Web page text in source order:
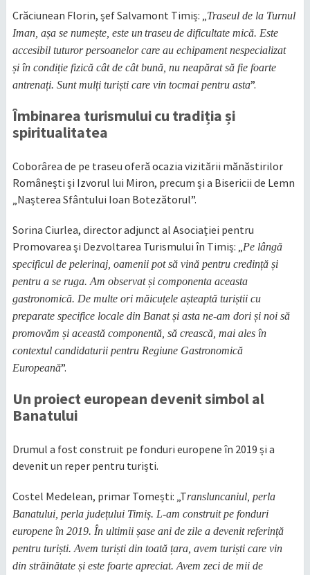
Crăciunean Florin, șef Salvamont Timiș: „Traseul de la Turnul
Iman, așa se numește, este un traseu de dificultate mică. Este
accesibil tuturor persoanelor care au echipament nespecializat
și în condiție fizică cât de cât bună, nu neapărat să fie foarte
antrenați. Sunt mulți turiști care vin tocmai pentru asta”.
Îmbinarea turismului cu tradiția și
spiritualitatea
Coborârea de pe traseu oferă ocazia vizitării mănăstirilor
Românești și Izvorul lui Miron, precum și a Bisericii de Lemn
„Nașterea Sfântului Ioan Botezătorul”.
Sorina Ciurlea, director adjunct al Asociației pentru
Promovarea și Dezvoltarea Turismului în Timiș: „Pe lângă
specificul de pelerinaj, oamenii pot să vină pentru credință și
pentru a se ruga. Am observat și componenta aceasta
gastronomică. De multe ori măicuțele așteaptă turiștii cu
preparate specifice locale din Banat și asta ne-am dori și noi să
promovăm și această componentă, să crească, mai ales în
contextul candidaturii pentru Regiune Gastronomică
Europeană”.
Un proiect european devenit simbol al
Banatului
Drumul a fost construit pe fonduri europene în 2019 și a
devenit un reper pentru turiști.
Costel Medelean, primar Tomești: „Transluncaniul, perla
Banatului, perla județului Timiș. L-am construit pe fonduri
europene în 2019. În ultimii șase ani de zile a devenit referință
pentru turiști. Avem turiști din toată țara, avem turiști care vin
din străinătate și este foarte apreciat. Avem zeci de mii de